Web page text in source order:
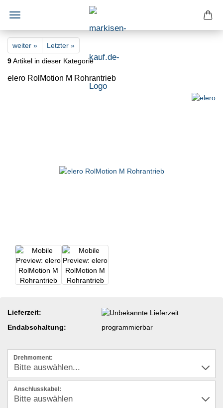
weiter »
Letzter »
9Artikel in dieser Kategorie
elero RolMotion M Rohrantrieb
Lieferzeit:
Endabschaltung:
programmierbar
Drehmoment:
Anschlusskabel: